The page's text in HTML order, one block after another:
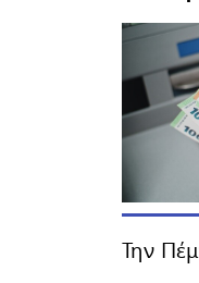
Την